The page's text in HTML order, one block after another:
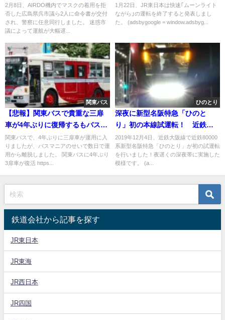
マスク拒否 安全阻害行為で1時間
以上運航を妨害し降機
2月8日、AIRDO機内でマスクの着用を拒
否した広島県呉市議ら2人に命令書が交付
され、警察に任意同行しました。 迷惑市
議によって運航が大幅遅...
1月22日、JR東日本は快速｢ムーンライト
ながら｣の運転を終了すると発表しまし
た。 (adsbygoogle = window.adsbyg...
関東バス
【悲報】関東バスで貴重な三扉
車が4年ぶりに復帰するもバスマ
ニアが暴走 悪質な業務妨害でわ
ずか数日で運用離脱
関東バスで、4年ぶりに三扉車が運用に入
りましたが、バスマニアのせいで数日で運
用から離脱しました。 関東バスに4年ぶり
3扉車が復活 https...
ひのとり
深夜に新型名阪特急「ひのと
り」初の本線試運転！ 近鉄大
阪線で
2019年12月4日、近鉄大阪線で近鉄80000
系新型名阪特急「ひのとり」が初の試運転
を行いました！夜遅くの深夜帯に実施した
模様です。 (a...
鉄道会社から記事を探す
JR東日本
JR東海
JR西日本
JR四国